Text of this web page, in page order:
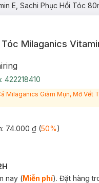
E, Sachi Phục Hồi Tóc
Milaganics
422218410
Milaganics Giảm Mụn, Mờ Vết
74.000 ₫(50%)
nay (Miễn phí). Đặt hàng